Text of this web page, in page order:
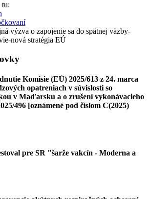
tu:
výzva o zapojenie sa do spätnej väzby-
nová stratégia EÚ
Komisie (EÚ) 2025/613 z 24. marca
opatreniach v súvislosti so
v Maďarsku a o zrušení vykonávacieho
496 [oznámené pod číslom C(2025)
pre SR "šarže vakcín - Moderna a